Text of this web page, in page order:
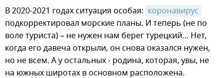
В 2020-2021 годах ситуация особая: коронавирус
подкорректировал морские планы. И теперь (не по
воле туриста) – не нужен нам берег турецкий… Нет,
когда его давеча открыли, он снова оказался нужен,
но не всем. А у остальных - родина, которая, увы, не
на южных широтах в основном расположена.